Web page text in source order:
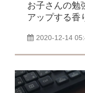
お子さんの勉
アップする香
2020-12-14